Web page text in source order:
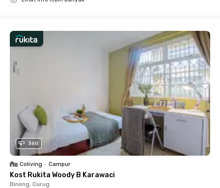
360
Coliving • Campur
Kost Rukita Woody B Karawaci
Binong, Curug